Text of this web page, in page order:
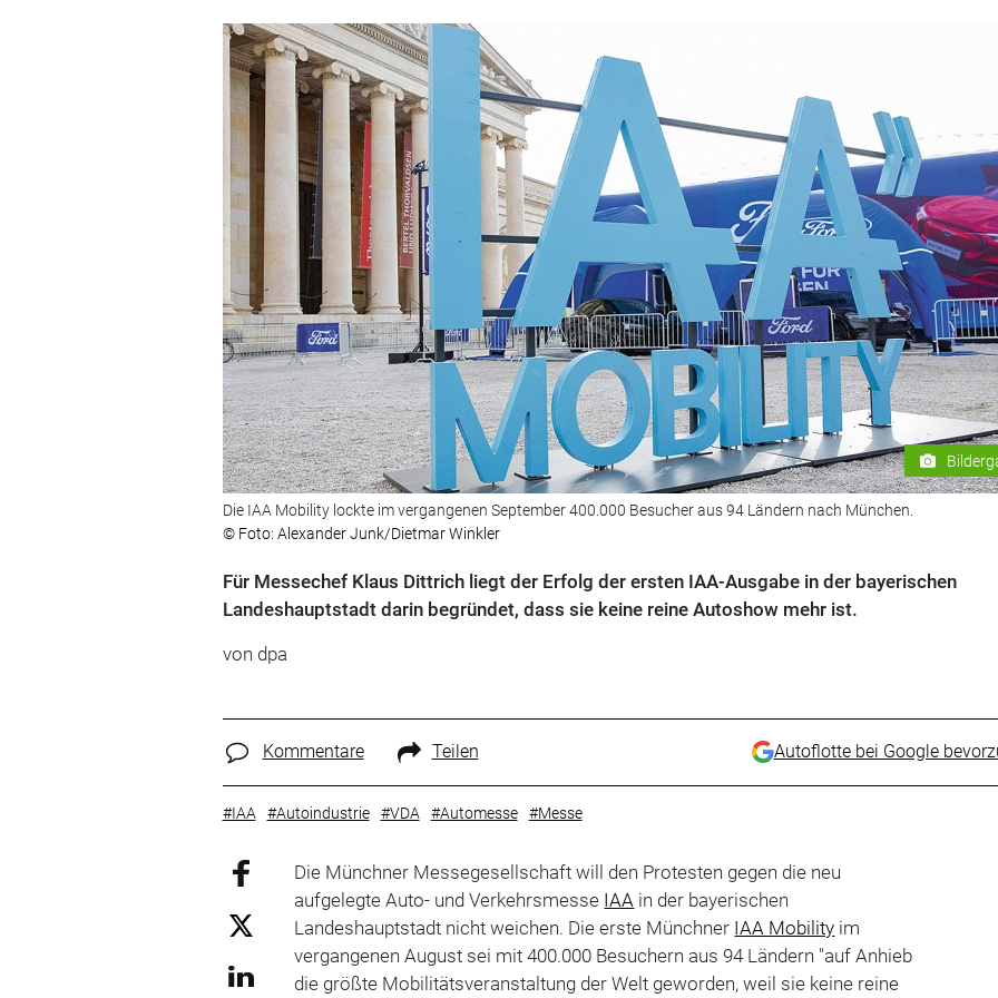
Die IAA Mobility lockte im vergangenen September 400.000 Besucher aus 94 Ländern nach München.
© Foto: Alexander Junk/Dietmar Winkler
Für Messechef Klaus Dittrich liegt der Erfolg der ersten IAA-Ausgabe in der bayerischen
Landeshauptstadt darin begründet, dass sie keine reine Autoshow mehr ist.
von dpa
Kommentare Teilen Autoflotte bei Google
#IAA #Autoindustrie #VDA #Automesse #Messe
Die Münchner Messegesellschaft will den Protesten gegen die neu
aufgelegte Auto- und Verkehrsmesse IAA in der bayerischen
Landeshauptstadt nicht weichen. Die erste Münchner IAA Mobility im
vergangenen August sei mit 400.000 Besuchern aus 94 Ländern "auf Anhieb
die größte Mobilitätsveranstaltung der Welt geworden, weil sie keine reine